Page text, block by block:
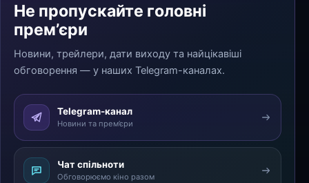
Не пропускайте головні
прем’єри
Новини, трейлери, дати виходу та найцікавіші
обговорення — у наших Telegram-каналах.
Telegram-канал
Новини та прем’єри
Чат спільноти
Обговорюємо кіно разом